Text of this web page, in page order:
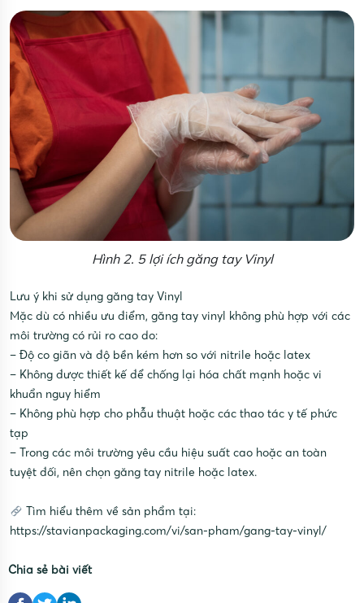
Hình 2. 5 lợi ích găng tay Vinyl
Lưu ý khi sử dụng găng tay Vinyl
Mặc dù có nhiều ưu điểm, găng tay vinyl không phù hợp với các
môi trường có rủi ro cao do:
– Độ co giãn và độ bền kém hơn so với nitrile hoặc latex
– Không được thiết kế để chống lại hóa chất mạnh hoặc vi
khuẩn nguy hiểm
– Không phù hợp cho phẫu thuật hoặc các thao tác y tế phức
tạp
– Trong các môi trường yêu cầu hiệu suất cao hoặc an toàn
tuyệt đối, nên chọn găng tay nitrile hoặc latex.
Tìm hiểu thêm về sản phẩm tại:
https://stavianpackaging.com/vi/san-pham/gang-tay-vinyl/
Chia sẻ bài viết